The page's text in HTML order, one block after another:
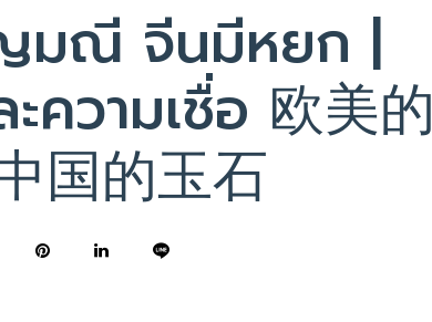
มณี จีนมีหยก |
วามเชื่อ 欧美的
国的玉石